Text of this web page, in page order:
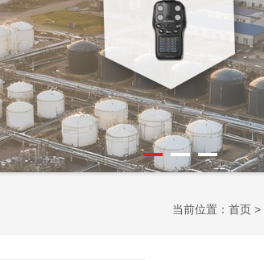
当前位置： 首页 >